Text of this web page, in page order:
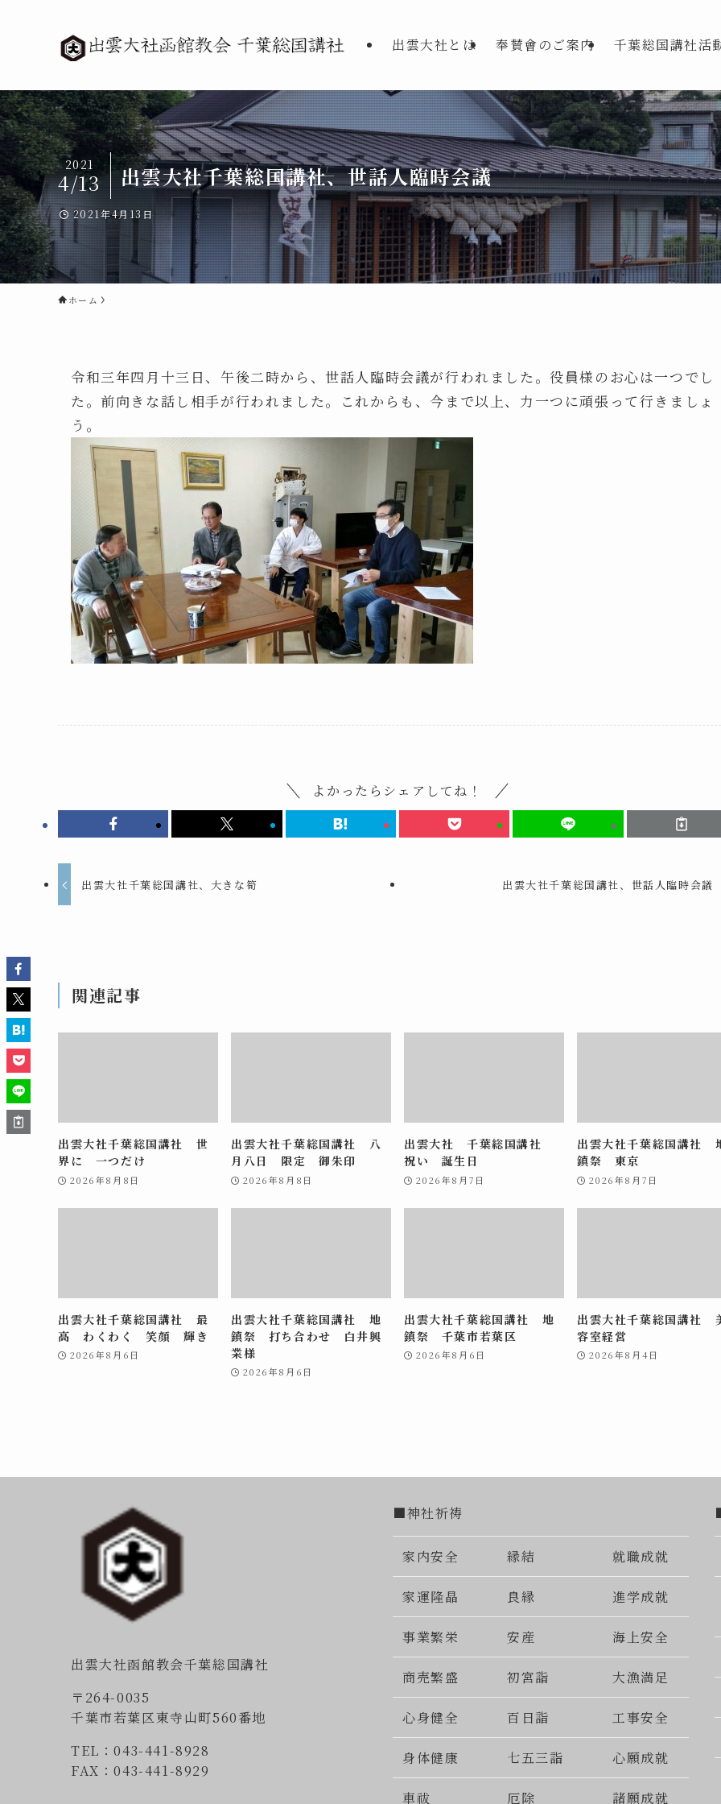
出雲大社とは 奉賛會のご案内 千葉総国講社活
出雲大社千葉総国講社、世話人臨時会議
2021
4/13
2021年4月13日
ホーム
令和三年四月十三日、午後二時から、世話人臨時会議が行われました。役員様のお心は一つでし
た。前向きな話し相手が行われました。これからも、今まで以上、力一つに頑張って行きましょ
う。
よかったらシェアしてね！
出雲大社千葉総国講社、大きな筍 出雲大社千葉総国講社、世話人臨時会議
関連記事
出雲大社千葉総国講社 世
界に 一つだけ
2026年8月8日
出雲大社千葉総国講社 八
月八日 限定 御朱印
2026年8月8日
出雲大社 千葉総国講社
祝い 誕生日
2026年8月7日
出雲大社千葉総国講社
鎮祭 東京
2026年8月7日
出雲大社千葉総国講社 最
高 わくわく 笑顔 輝き
2026年8月6日
出雲大社千葉総国講社 地
鎮祭 打ち合わせ 白井興
業様
2026年8月6日
出雲大社千葉総国講社 地
鎮祭 千葉市若葉区
2026年8月6日
出雲大社千葉総国講社
容室経営
2026年8月4日
出雲大社函館教会千葉総国講社
〒264-0035
千葉市若葉区東寺山町560番地
TEL：043-441-8928
FAX：043-441-8929
■神社祈祷
家内安全 縁結 就職成就
家運隆晶 良縁 進学成就
事業繁栄 安産 海上安全
商売繁盛 初宮詣 大漁満足
心身健全 百日詣 工事安全
身体健康 七五三詣 心願成就
車祓 厄除 諸願成就